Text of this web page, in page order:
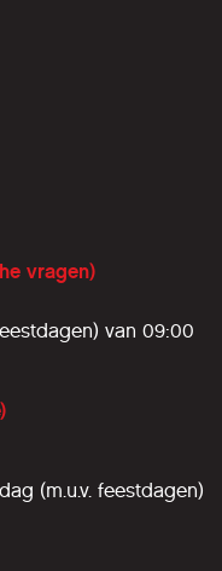
vragen)
van 09:00
(m.u.v. feestdagen)